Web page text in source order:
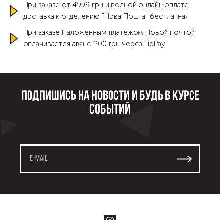
При заказе от 4999 грн и полной онлайн оплате
доставка к отделению "Нова Пошта" бесплатная
При заказе Наложенным платежом Новой почтой
оплачивается аванс 200 грн через LiqPay
Подпишись на новости и будь в курсе
событий